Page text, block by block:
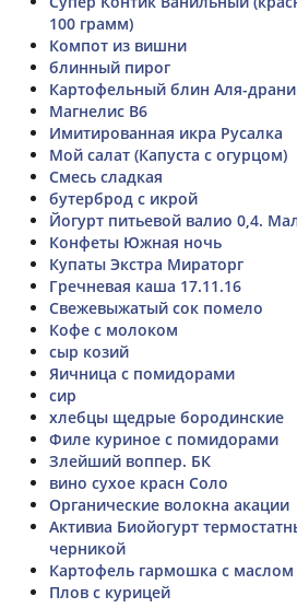
100 грамм)
Компот из вишни
блинный пирог
Картофельный блин Аля-
Магнелис В6
Имитированная икра Русалка
Мой салат (Капуста с огурцом)
Смесь сладкая
бутерброд с икрой
Йогурт питьевой валио 0,4.
Конфеты Южная ночь
Купаты Экстра Мираторг
Гречневая каша 17.11.16
Свежевыжатый сок помело
Кофе с молоком
сыр козий
Яичница с помидорами
сир
хлебцы щедрые бородинские
Филе куриное с помидорами
Злейший воппер. БК
вино сухое красн Соло
Органические волокна акации
Активиа Биойогурт
черникой
Картофель гармошка с маслом
Плов с курицей